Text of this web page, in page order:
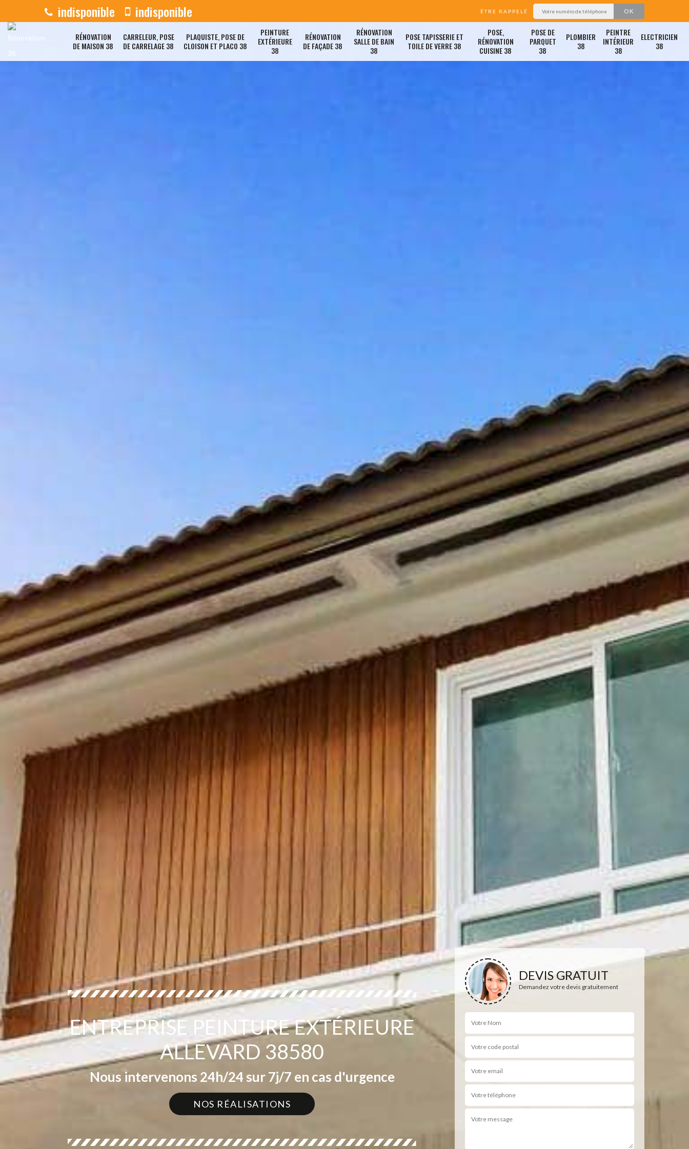
indisponible indisponible ÊTRE RAPPELÉ
RÉNOVATION
DE MAISON 38
CARRELEUR, POSE
DE CARRELAGE 38
PLAQUISTE, POSE DE
CLOISON ET PLACO 38
PEINTURE
EXTÉRIEURE
38
RÉNOVATION
DE FAÇADE 38
RÉNOVATION
SALLE DE BAIN
38
POSE TAPISSERIE ET
TOILE DE VERRE 38
POSE,
RÉNOVATION
CUISINE 38
POSE DE
PARQUET
38
PLOMBIER
38
PEINTRE
INTÉRIEUR
38
ELECTRICIEN
38
ENTREPRISE PEINTURE EXTÉRIEURE
ALLEVARD 38580
Nous intervenons 24h/24 sur 7j/7 en cas d'urgence
NOS RÉALISATIONS
DEVIS GRATUIT
Demandez votre devis gratuitement